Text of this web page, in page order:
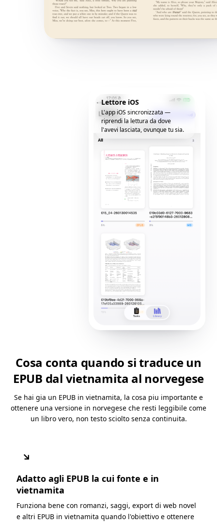
Lettore iOS
L'app iOS sincronizzata —
riprendi la lettura da dove
l'avevi lasciata, ovunque tu sia.
Cosa conta quando si traduce un
EPUB dal vietnamita al norvegese
Se hai gia un EPUB in vietnamita, la cosa piu importante e
ottenere una versione in norvegese che resti leggibile come
un libro vero, non testo sciolto senza continuita.
↘
Adatto agli EPUB la cui fonte e in
vietnamita
Funziona bene con romanzi, saggi, export di web novel
e altri EPUB in vietnamita quando l'obiettivo e ottenere